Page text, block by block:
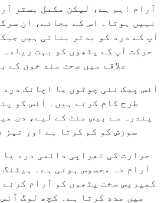
آرام اہم ہے، لیکن مکمل بستر
نہیں ہوتا۔ اس کے بجائے، ان
آپ کے درد کو بدتر بناتی ہیں
حرکت آپ کے پٹھوں کو بہت زیادہ
علاقے میں صحت مند خون کے
آئس پیک نئی چوٹوں یا اچانک
طرح کام کرتے ہیں۔ آئس کو
پندرہ سے بیس منٹ کے لیے، دن
سوزش کو کم کرتا ہے اور تیز
حرارت کی تھراپی دائمی درد
آرام دہ محسوس ہوتی ہے۔
کمپریس سخت پٹھوں کو آرام
میں مدد کرتا ہے۔ کچھ لوگ